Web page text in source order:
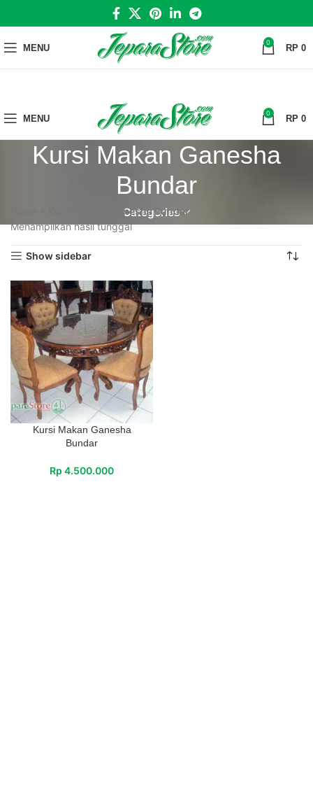
MENU 0 RP 0
MENU 0 RP 0
Kursi Makan Ganesha
Bundar
Categories
Kursi Makan Ganesha Bundar
Menampilkan hasil tunggal
Show sidebar
Kursi Makan Ganesha
Bundar
Rp 4.500.000